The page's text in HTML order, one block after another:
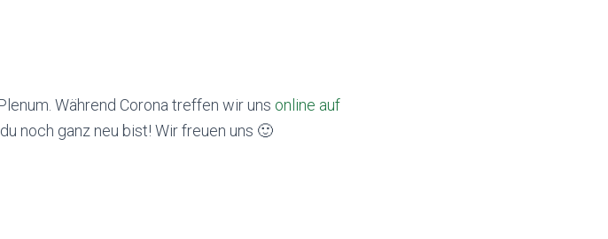
Während Corona treffen wir uns online auf
noch ganz neu bist! Wir freuen uns 🙂